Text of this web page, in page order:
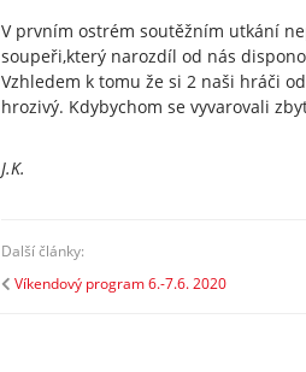
V prvním ostrém soutěžním utkání
soupeři,který narozdíl od nás
Vzhledem k tomu že si 2 naši hráči
hrozivý. Kdybychom se vyvarovali
J.K.
Další články:
Víkendový program 6.-7.6. 2020